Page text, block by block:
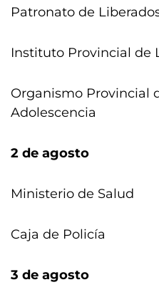
Patronato de
Instituto Provincial de
Organismo Provincial
Adolescencia
2 de agosto
Ministerio de Salud
Caja de Policía
3 de agosto